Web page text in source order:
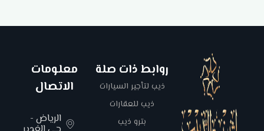
روابط ذات صلة
ذيب لتأجير السيارات
ذيب للعقارات
بترو ذيب
معلومات
الاتصال
الرياض -